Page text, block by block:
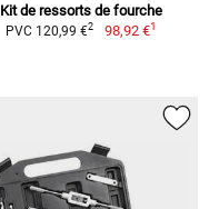
Kit de ressorts de fourche
PVC 120,99 €2 98,92 €1